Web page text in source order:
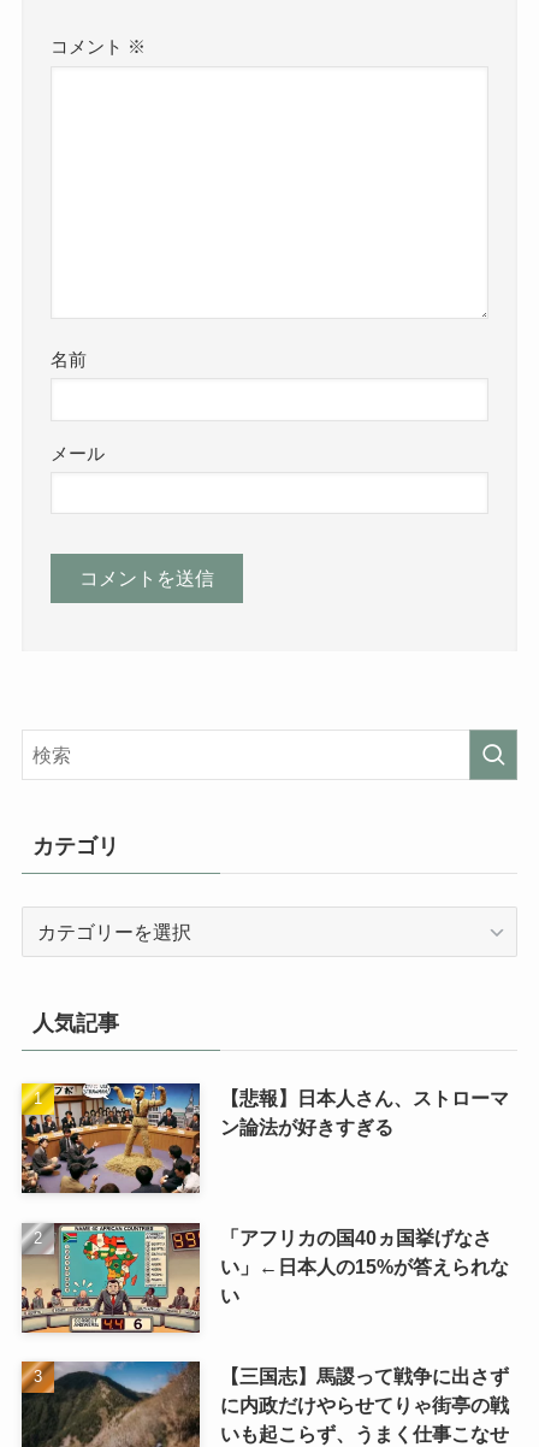
コメント ※
名前
メール
カテゴリ
人気記事
【悲報】日本人さん、ストローマ
ン論法が好きすぎる
「アフリカの国40ヵ国挙げなさ
い」←日本人の15%が答えられな
い
【三国志】馬謖って戦争に出さず
に内政だけやらせてりゃ街亭の戦
いも起こらず、うまく仕事こなせ